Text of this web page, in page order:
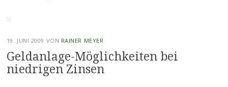
19. JUNI 2009 VON RAINER MEYER
Geldanlage-Möglichkeiten bei
niedrigen Zinsen